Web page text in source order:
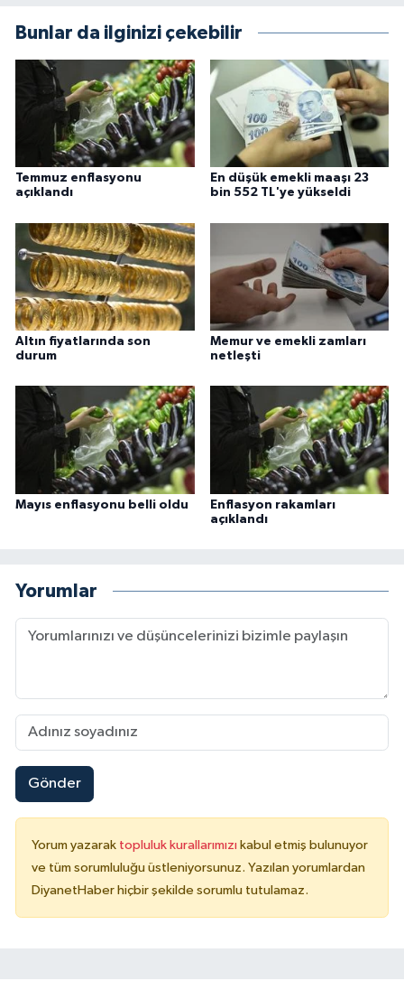
Bunlar da ilginizi çekebilir
Temmuz enflasyonu
açıklandı
En düşük emekli maaşı 23
bin 552 TL'ye yükseldi
Altın fiyatlarında son
durum
Memur ve emekli zamları
netleşti
Mayıs enflasyonu belli oldu
Enflasyon rakamları
açıklandı
Yorumlar
Gönder
Yorum yazarak topluluk kurallarımızı kabul etmiş bulunuyor
ve tüm sorumluluğu üstleniyorsunuz. Yazılan yorumlardan
DiyanetHaber hiçbir şekilde sorumlu tutulamaz.
Konya Müftülüğü
Kütahya Müftülüğü
Malatya Müftülüğü
Manisa Müftülüğü
Mardin Müftülüğü
Mersin Müftülüğü
Muğla Müftülüğü
Muş Müftülüğü
Nevşehir Müftülüğü
Niğde Müftülüğü
Ordu Müftülüğü
Rize Müftülüğü
Sakarya Müftülüğü
Siirt Müftülüğü
Sinop Müftülüğü
Sivas Müftülüğü
Şanlıurfa Müftülüğü